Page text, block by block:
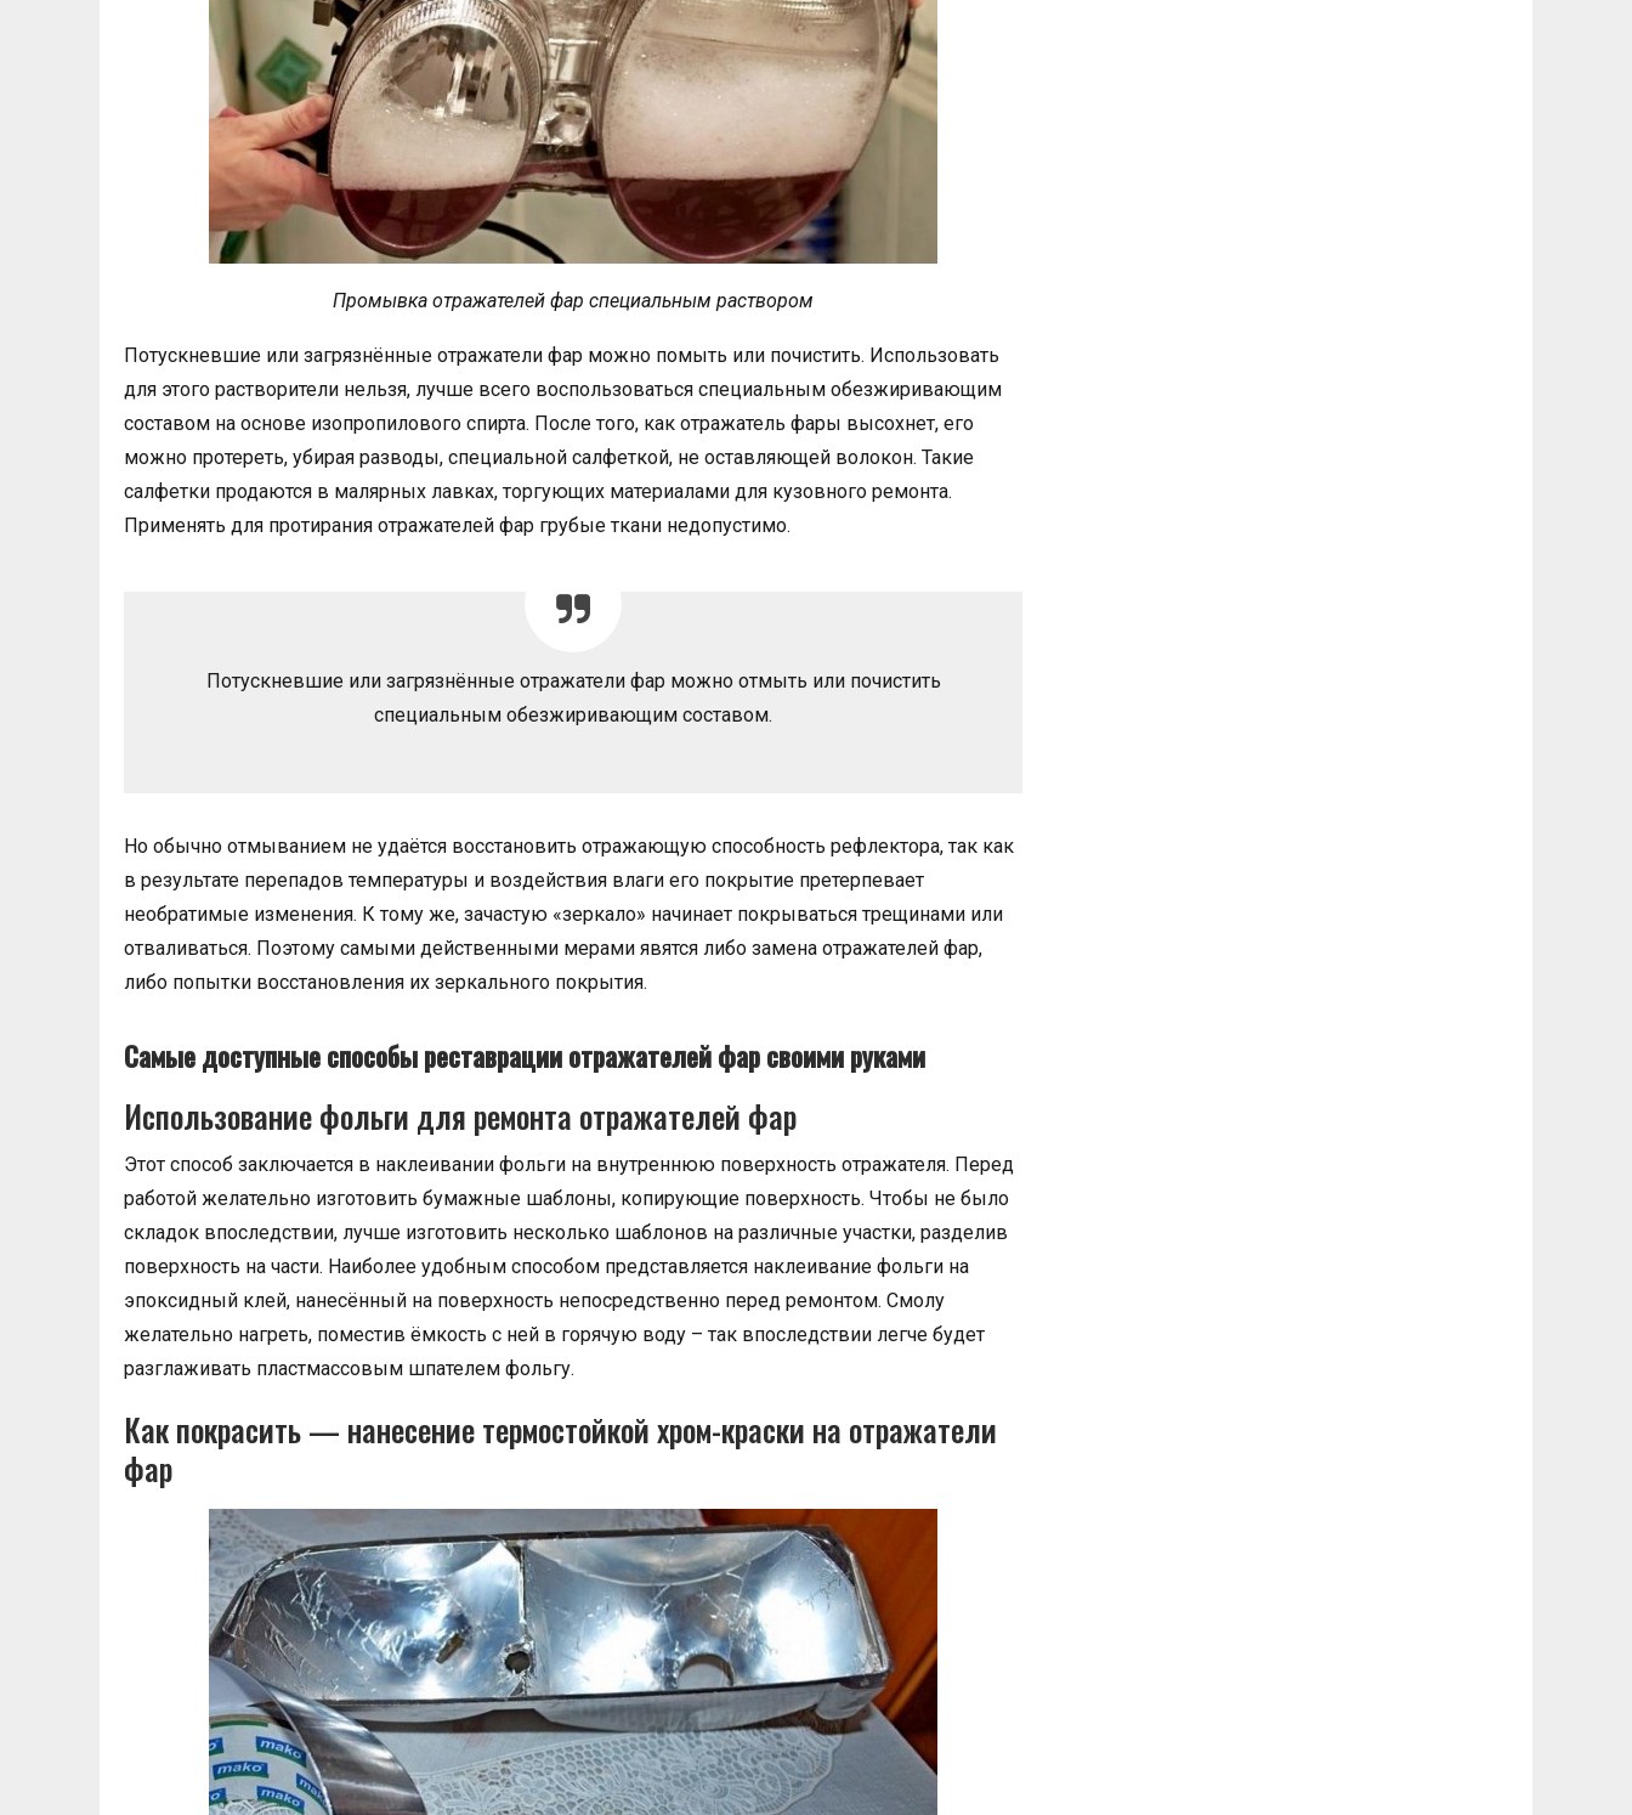
Промывка отражателей фар специальным раствором
Потускневшие или загрязнённые отражатели фар можно помыть или почистить. Использовать
для этого растворители нельзя, лучше всего воспользоваться специальным обезжиривающим
составом на основе изопропилового спирта. После того, как отражатель фары высохнет, его
можно протереть, убирая разводы, специальной салфеткой, не оставляющей волокон. Такие
салфетки продаются в малярных лавках, торгующих материалами для кузовного ремонта.
Применять для протирания отражателей фар грубые ткани недопустимо.
Потускневшие или загрязнённые отражатели фар можно отмыть или почистить
специальным обезжиривающим составом.
Но обычно отмыванием не удаётся восстановить отражающую способность рефлектора, так как
в результате перепадов температуры и воздействия влаги его покрытие претерпевает
необратимые изменения. К тому же, зачастую «зеркало» начинает покрываться трещинами или
отваливаться. Поэтому самыми действенными мерами явятся либо замена отражателей фар,
либо попытки восстановления их зеркального покрытия.
Самые доступные способы реставрации отражателей фар своими руками
Использование фольги для ремонта отражателей фар
Этот способ заключается в наклеивании фольги на внутреннюю поверхность отражателя. Перед
работой желательно изготовить бумажные шаблоны, копирующие поверхность. Чтобы не было
складок впоследствии, лучше изготовить несколько шаблонов на различные участки, разделив
поверхность на части. Наиболее удобным способом представляется наклеивание фольги на
эпоксидный клей, нанесённый на поверхность непосредственно перед ремонтом. Смолу
желательно нагреть, поместив ёмкость с ней в горячую воду – так впоследствии легче будет
разглаживать пластмассовым шпателем фольгу.
Как покрасить — нанесение термостойкой хром-краски на отражатели
фар